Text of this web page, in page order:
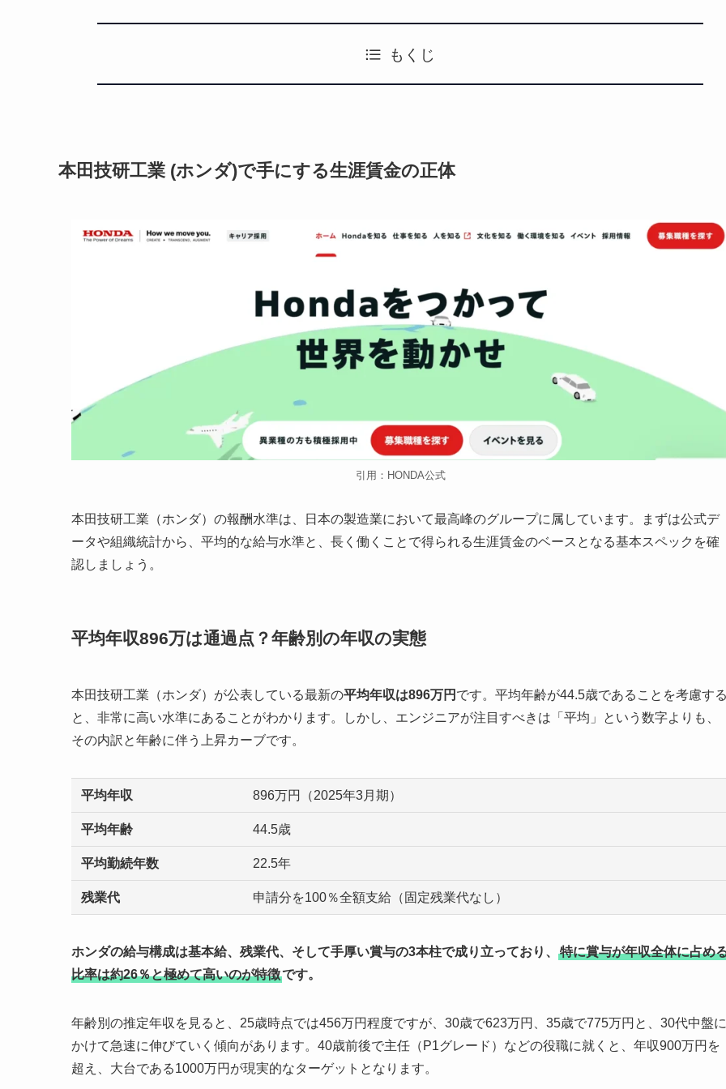
もくじ
本田技研工業 (ホンダ)で手にする生涯賃金の正体
引用：HONDA公式
本田技研工業（ホンダ）の報酬水準は、日本の製造業において最高峰のグループに属しています。まずは公式デ
ータや組織統計から、平均的な給与水準と、長く働くことで得られる生涯賃金のベースとなる基本スペックを確
認しましょう。
平均年収896万は通過点？年齢別の年収の実態
本田技研工業（ホンダ）が公表している最新の平均年収は896万円 です。平均年齢が44.5歳であることを考慮す
と、非常に高い水準にあることがわかります。しかし、エンジニアが注目すべきは「平均」という数字よりも、
その内訳と年齢に伴う上昇カーブです。
平均年収 896万円（2025年3月期）
平均年齢 44.5歳
平均勤続年数 22.5年
残業代 申請分を100％全額支給（固定残業代なし）
ホンダの給与構成は基本給、残業代、そして手厚い賞与の3本柱で成り立っており、
特に賞与が年収全体に占め
比率は約26％と極めて高いのが特徴です。
年齢別の推定年収を見ると、25歳時点では456万円程度ですが、30歳で623万円、35歳で775万円と、30代中盤に
かけて急速に伸びていく傾向があります。40歳前後で主任（P1グレード）などの役職に就くと、年収900万円を
超え、大台である1000万円が現実的なターゲットとなります。